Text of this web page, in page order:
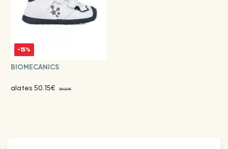
-15%
BIOMECANICS
alates 50.15€ 59.00€